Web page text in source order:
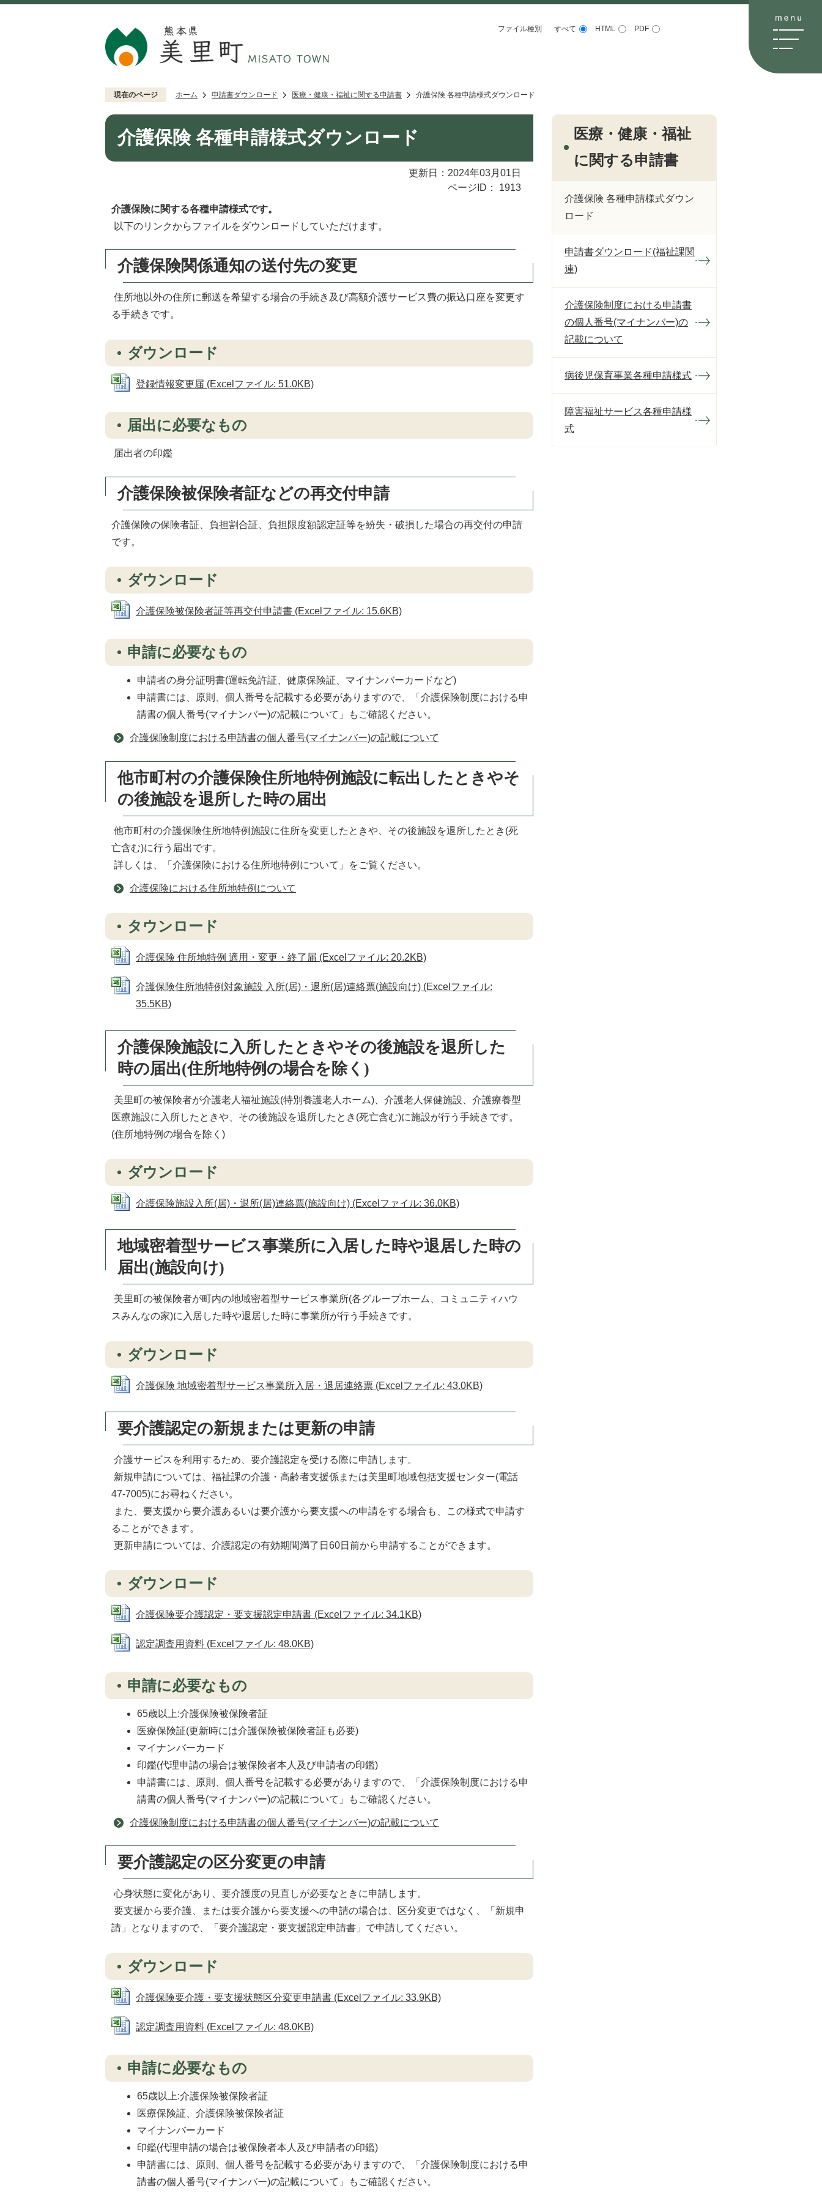
ファイル種別 すべて HTML PDF
現在のページ ホーム 申請書ダウンロード 医療・健康・福祉に関する申請書 介護保険 各種申請様式ダウンロード
介護保険 各種申請様式ダウンロード
更新日：2024年03月01日
ページID：
1913
介護保険に関する各種申請様式です。
以下のリンクからファイルをダウンロードしていただけます。
介護保険関係通知の送付先の変更
住所地以外の住所に郵送を希望する場合の手続き及び高額介護サービス費の振込口座を変更す
る手続きです。
ダウンロード
登録情報変更届 (Excelファイル: 51.0KB)
届出に必要なもの
届出者の印鑑
介護保険被保険者証などの再交付申請
介護保険の保険者証、負担割合証、負担限度額認定証等を紛失・破損した場合の再交付の申請
です。
ダウンロード
介護保険被保険者証等再交付申請書 (Excelファイル: 15.6KB)
申請に必要なもの
申請者の身分証明書(運転免許証、健康保険証、マイナンバーカードなど)
申請書には、原則、個人番号を記載する必要がありますので、「介護保険制度における申
請書の個人番号(マイナンバー)の記載について」もご確認ください。
介護保険制度における申請書の個人番号(マイナンバー)の記載について
他市町村の介護保険住所地特例施設に転出したときやそ
の後施設を退所した時の届出
他市町村の介護保険住所地特例施設に住所を変更したときや、その後施設を退所したとき(死
亡含む)に行う届出です。
詳しくは、「介護保険における住所地特例について」をご覧ください。
介護保険における住所地特例について
タウンロード
介護保険 住所地特例 適用・変更・終了届 (Excelファイル: 20.2KB)
介護保険住所地特例対象施設 入所(居)・退所(居)連絡票(施設向け) (Excelファイル:
35.5KB)
介護保険施設に入所したときやその後施設を退所した
時の届出(住所地特例の場合を除く)
美里町の被保険者が介護老人福祉施設(特別養護老人ホーム)、介護老人保健施設、介護療養型
医療施設に入所したときや、その後施設を退所したとき(死亡含む)に施設が行う手続きです。
(住所地特例の場合を除く)
ダウンロード
介護保険施設入所(居)・退所(居)連絡票(施設向け) (Excelファイル: 36.0KB)
地域密着型サービス事業所に入居した時や退居した時の
届出(施設向け)
美里町の被保険者が町内の地域密着型サービス事業所(各グループホーム、コミュニティハウ
スみんなの家)に入居した時や退居した時に事業所が行う手続きです。
ダウンロード
介護保険 地域密着型サービス事業所入居・退居連絡票 (Excelファイル: 43.0KB)
要介護認定の新規または更新の申請
介護サービスを利用するため、要介護認定を受ける際に申請します。
新規申請については、福祉課の介護・高齢者支援係または美里町地域包括支援センター(電話
47-7005)にお尋ねください。
また、要支援から要介護あるいは要介護から要支援への申請をする場合も、この様式で申請す
ることができます。
更新申請については、介護認定の有効期間満了日60日前から申請することができます。
ダウンロード
介護保険要介護認定・要支援認定申請書 (Excelファイル: 34.1KB)
認定調査用資料 (Excelファイル: 48.0KB)
申請に必要なもの
65歳以上:介護保険被保険者証
医療保険証(更新時には介護保険被保険者証も必要)
マイナンバーカード
印鑑(代理申請の場合は被保険者本人及び申請者の印鑑)
申請書には、原則、個人番号を記載する必要がありますので、「介護保険制度における申
請書の個人番号(マイナンバー)の記載について」もご確認ください。
介護保険制度における申請書の個人番号(マイナンバー)の記載について
要介護認定の区分変更の申請
心身状態に変化があり、要介護度の見直しが必要なときに申請します。
要支援から要介護、または要介護から要支援への申請の場合は、区分変更ではなく、「新規申
請」となりますので、「要介護認定・要支援認定申請書」で申請してください。
ダウンロード
介護保険要介護・要支援状態区分変更申請書 (Excelファイル: 33.9KB)
認定調査用資料 (Excelファイル: 48.0KB)
申請に必要なもの
65歳以上:介護保険被保険者証
医療保険証、介護保険被保険者証
マイナンバーカード
印鑑(代理申請の場合は被保険者本人及び申請者の印鑑)
申請書には、原則、個人番号を記載する必要がありますので、「介護保険制度における申
請書の個人番号(マイナンバー)の記載について」もご確認ください。
医療・健康・福祉
に関する申請書
介護保険 各種申請様式ダウン
ロード
申請書ダウンロード(福祉課関
連)
介護保険制度における申請書
の個人番号(マイナンバー)の
記載について
病後児保育事業各種申請様式
障害福祉サービス各種申請様
式